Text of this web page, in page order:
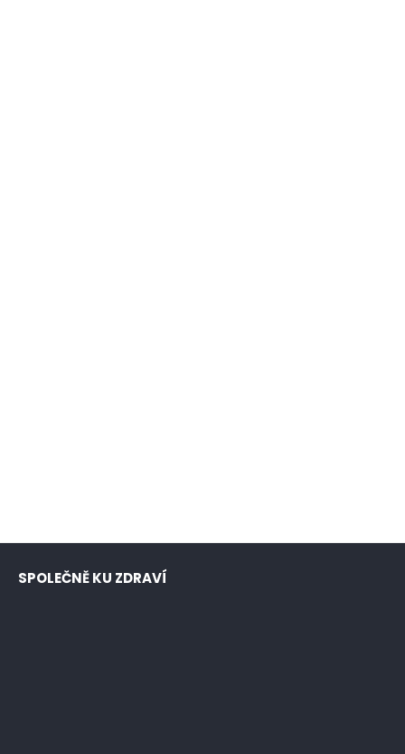
SPOLEČNĚ KU ZDRAVÍ